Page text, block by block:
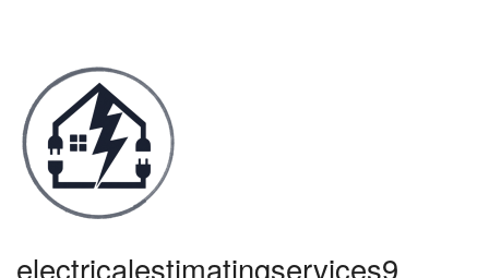
electricalestimatingservices9